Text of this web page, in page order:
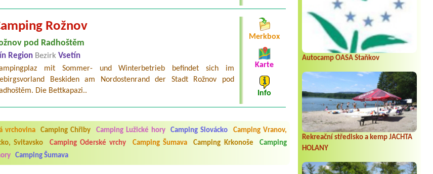
Autocamp OASA Staňkov
Rekreační středisko a kemp JACHTA
HOLANY
Rožnov
pod Radhoštěm
Region Bezirk Vsetín
mit Sommer- und Winterbetrieb befindet sich im
Beskiden am Nordostenrand der Stadt Rožnov pod
Die Bettkapazi..
Merkbox
Karte
Info
vrchovina Camping Chřiby Camping Lužické hory Camping Slovácko
Camping Vranov,
Svitavsko Camping Oderské vrchy Camping Šumava Camping Krkonoše
Camping
Camping Šumava
2026. Kemp jako takový je pěkný. V umývárně i na WC bylo vždy čisto, doplněný papír i
repráků u stanů a absolutní bezohlednost ostatních ubytovaných. Přes den jsem si připadala
jiná hudba.Kemp pěkný, ale takový rámus jsme ještě nezažili...
Na začátku prázdnin. Přijeli jsme karavanem. Klid pohoda socialky nové krásné čisté,koupání